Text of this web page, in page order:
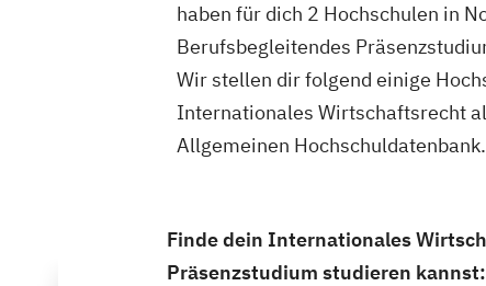
haben für dich 2 Hochschulen in
Berufsbegleitendes
Wir stellen dir folgend einige
Internationales Wirtschaftsrecht
Allgemeinen Hochschuldatenbank.
Finde dein Internationales
Präsenzstudium studieren kannst: